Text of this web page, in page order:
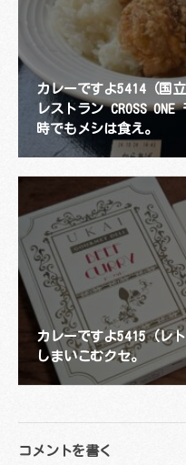
カレーですよ5414（国
レストラン CROSS
時でもメシは食え。
カレーですよ5415（レ
しまいこむクセ。
コメントを書く